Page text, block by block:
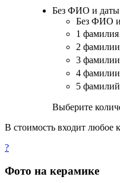
Без ФИО и даты
Без ФИО
1 фамилия
2 фамилии
3 фамилии
4 фамилии
5 фамилий
Выберите
В стоимость входит любое
?
Фото на керамике